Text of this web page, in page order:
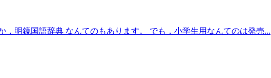
明鏡国語辞典 なんてのもあります。 でも，小学生用なんてのは発売...